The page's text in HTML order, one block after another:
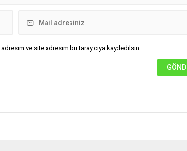
ve site adresim bu tarayıcıya kaydedilsin.